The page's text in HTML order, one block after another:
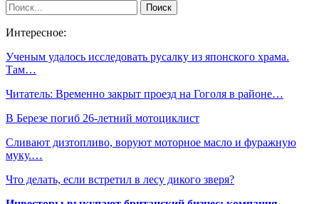
Интересное:
Ученым удалось исследовать русалку из японского храма.
Там…
Читатель: Временно закрыт проезд на Гоголя в районе…
В Березе погиб 26-летний мотоциклист
Сливают дизтопливо, воруют моторное масло и фуражную
муку.…
Что делать, если встретил в лесу дикого зверя?